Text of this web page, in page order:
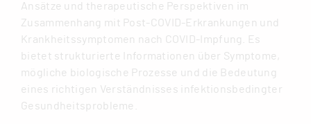
Ansätze und therapeutische Perspektiven im
Zusammenhang mit Post-COVID-Erkrankungen und
Krankheitssymptomen nach COVID-Impfung. Es
bietet strukturierte Informationen über Symptome,
mögliche biologische Prozesse und die Bedeutung
eines richtigen Verständnisses infektionsbedingter
Gesundheitsprobleme.